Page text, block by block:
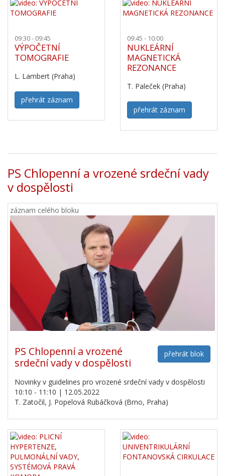
09:30 - 09:45
VÝPOČETNÍ
TOMOGRAFIE
L. Lambert (Praha)
přehrát záznam
09:45 - 10:00
NUKLEÁRNÍ
MAGNETICKÁ
REZONANCE
T. Paleček (Praha)
přehrát záznam
PS Chlopenní a vrozené srdeční vady
v dospělosti
záznam celého bloku
přehrát blok
PS Chlopenní a vrozené
srdeční vady v dospělosti
Novinky v guidelines pro vrozené srdeční vady v dospělosti
10:10 - 11:10 | 12.05.2022
T. Zatočil, J. Popelová Rubáčková (Brno, Praha)